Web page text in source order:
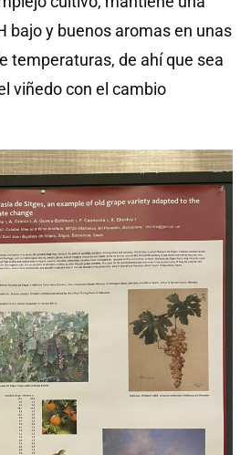
bajo y buenos aromas en unas
temperaturas, de ahí que sea
viñedo con el cambio